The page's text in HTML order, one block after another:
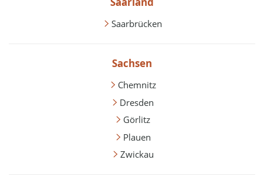
Saarbrücken
Sachsen
Chemnitz
Dresden
Görlitz
Plauen
Zwickau